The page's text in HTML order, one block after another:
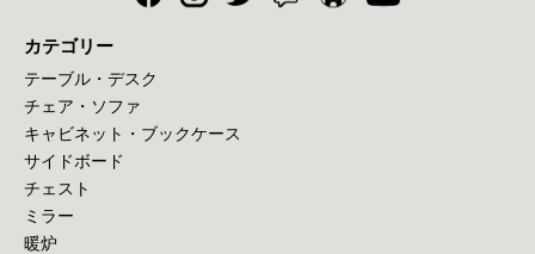
カテゴリー
テーブル・デスク
チェア・ソファ
キャビネット・ブックケース
サイドボード
チェスト
ミラー
暖炉